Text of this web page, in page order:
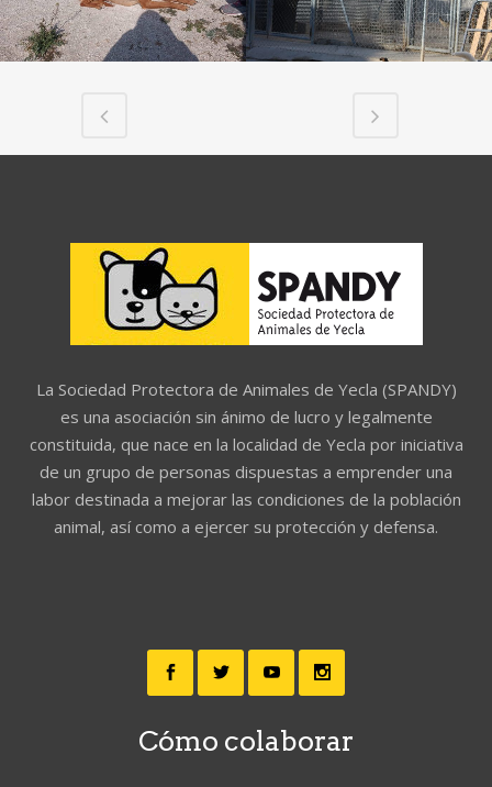
La Sociedad Protectora de Animales de Yecla (SPANDY)
es una asociación sin ánimo de lucro y legalmente
constituida, que nace en la localidad de Yecla por iniciativa
de un grupo de personas dispuestas a emprender una
labor destinada a mejorar las condiciones de la población
animal, así como a ejercer su protección y defensa.
Cómo colaborar